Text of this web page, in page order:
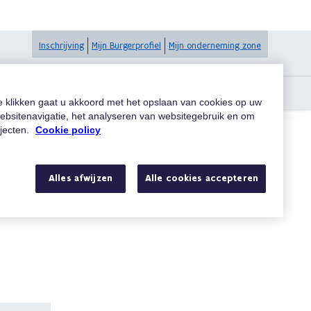
Inschrijving Mijn Burgerprofiel Mijn onderneming zone
Zoeken
klikken gaat u akkoord met het opslaan van cookies op uw
het analyseren van websitegebruik en om
Cookie policy
Alles afwijzen Alle cookies accepteren